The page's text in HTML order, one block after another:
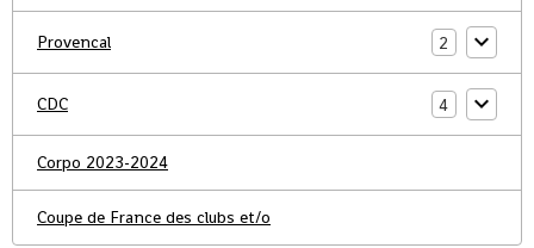
Provencal 2
CDC 4
Corpo 2023-2024
Coupe de France des clubs et/o